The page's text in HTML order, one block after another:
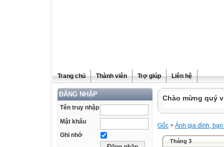
Trang chủ Thành viên Trợ giúp Liên hệ
ĐĂNG NHẬP
Tên truy nhập
Mật khẩu
Ghi nhớ
Chào mừng quý
Gốc > Ảnh gia đình,
Tháng 3